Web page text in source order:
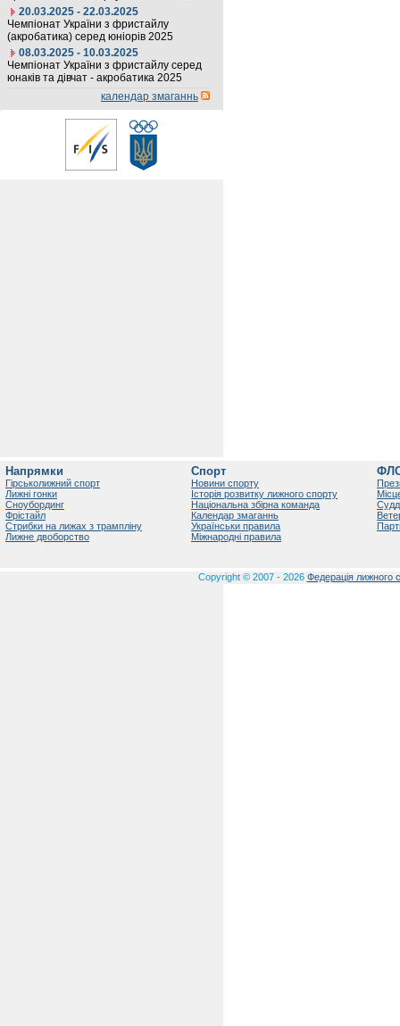
20.03.2025 - 22.03.2025
Чемпіонат України з фристайлу
(акробатика) серед юніорів 2025
08.03.2025 - 10.03.2025
Чемпіонат України з фристайлу серед
юнаків та дівчат - акробатика 2025
календар змаганнь
Напрямки
Гірськолижний спорт
Лижні гонки
Сноубординг
Фрістайл
Стрибки на лижах з трампліну
Лижне двоборство
Спорт
Новини спорту
Історія розвитку лижного спорту
Національна збірна команда
Календар змаганнь
Українськи правила
Міжнародні правила
Copyright © 2007 - 2026 Федерація лижного